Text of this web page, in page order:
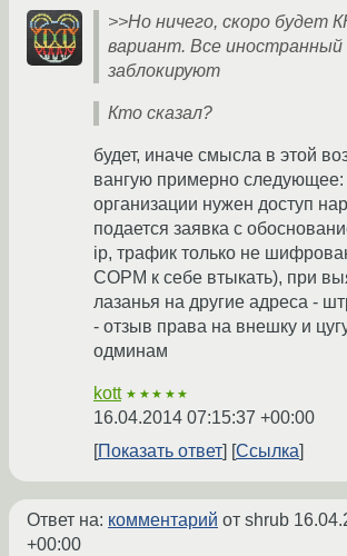
>>Но ничего, скоро будет
вариант. Все иностранный
заблокируют
Кто сказал?
будет, иначе смысла в этой
вангую примерно следующее:
организации нужен доступ
подается заявка с
ip, трафик только не
СОРМ к себе втыкать), при
лазанья на другие адреса -
- отзыв права на внешку и
одминам
kott ★★★★★
16.04.2014 07:15:37 +00:00
Показать ответ
Ссылка
Ответ на: комментарий от shrub
+00:00